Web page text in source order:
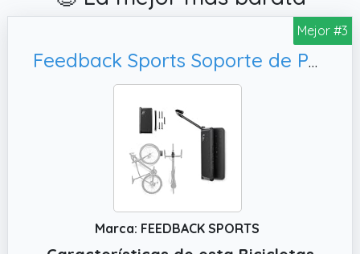
Mejor #3
Feedback Sports Soporte de Pared Giratorio Velo Hinge 2.0 para Bicicleta, montaña
Marca: FEEDBACK SPORTS